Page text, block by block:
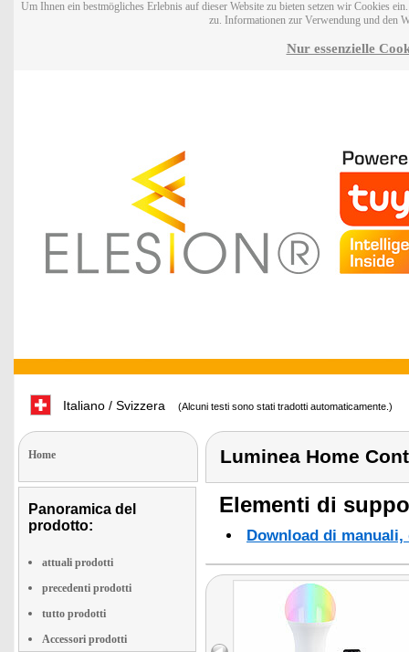
Um Ihnen ein bestmögliches Erlebnis auf dieser Website zu bieten setzen wir Cookies
zu. Informationen zur Verwendung und den
Nur essenzielle
Italiano / Svizzera (Alcuni testi sono stati tradotti automaticamente.)
Home
Panoramica del
prodotto:
attuali prodotti
precedenti prodotti
tutto prodotti
Accessori prodotti
Luminea Home
Elementi di
Download di